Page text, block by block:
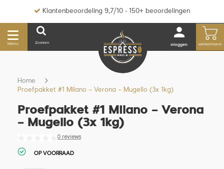
Klantenbeoordeling 9,7/10 - 150+ beoordelingen
Menu Zoeken inloggen winkelmand
Home
Proefpakket #1 Milano – Verona – Mugello (3x 1kg)
Proefpakket #1 Milano – Verona
– Mugello (3x 1kg)
0 reviews
OP VOORRAAD